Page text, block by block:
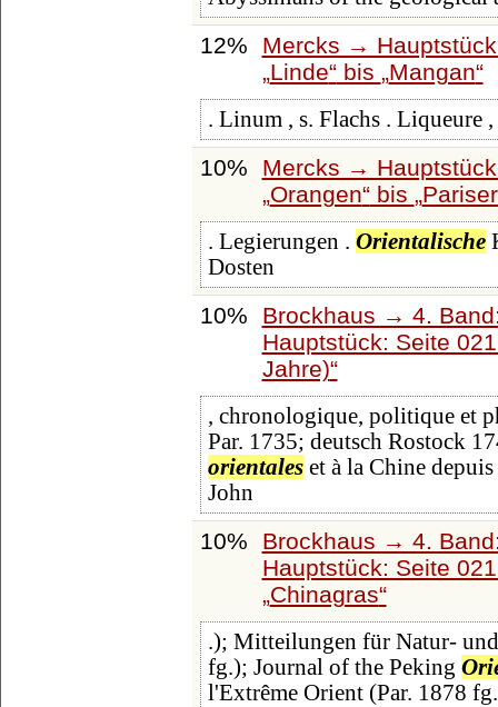
12%
Mercks →
Linde bis Mangan
. Linum , s. Flachs .
10%
Mercks →
Orangen bis
. Legierungen . Orientalische
Dosten
10%
Brockhaus → 4.
Hauptstück: Seite
Jahre)
, chronologique, politique et
Par. 1735; deutsch Rostock
orientaleset à la Chine
John
10%
Brockhaus → 4.
Hauptstück: Seite
Chinagras
.); Mitteilungen für Natur-
fg.); Journal of the Peking
l'Extrême Orient (Par. 1878